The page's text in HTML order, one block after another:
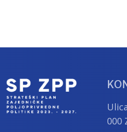
000